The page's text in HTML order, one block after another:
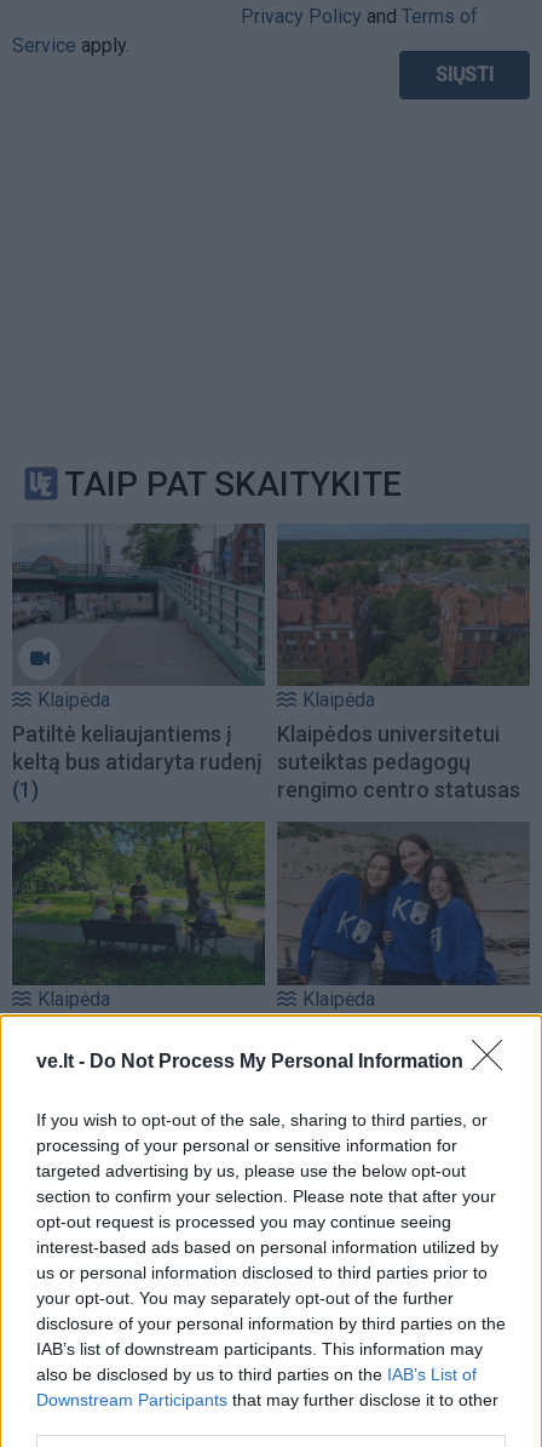
ve.lt - Do Not Process My Personal Information
If you wish to opt-out of the sale, sharing to third parties, or
processing of your personal or sensitive information for
targeted advertising by us, please use the below opt-out
section to confirm your selection. Please note that after your
opt-out request is processed you may continue seeing
interest-based ads based on personal information utilized by
us or personal information disclosed to third parties prior to
your opt-out. You may separately opt-out of the further
disclosure of your personal information by third parties on the
IAB’s list of downstream participants. This information may
also be disclosed by us to third parties on the IAB’s List of
Downstream Participants that may further disclose it to other
Privacy Policy and Terms of
Service apply.
TAIP PAT SKAITYKITE
Klaipėda
Patiltė keliaujantiems į
keltą bus atidaryta rudenį
(1)
Klaipėda
Klaipėdos universitetui
suteiktas pedagogų
rengimo centro statusas
Klaipėda
parką: ragino senjorus
vilionėms(2)
Klaipėda
papildomu priėmimu – dar
finansuojamų vietų
Klaipėda
Kas tas paslaptingas
jaunuolis, rytais stovintis
Klaipėda
Iki vasaros pabaigos
paupyje bus atidarytas
naujas parkas